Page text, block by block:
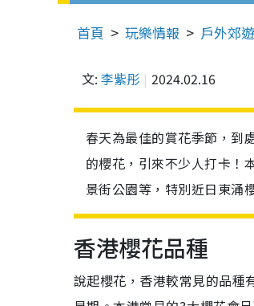
首頁 玩樂情報 戶外郊遊
文: 李紫彤 2024.02.16
春天為最佳的賞花季節，到
的櫻花，引來不少人打卡！
景街公園等，特別近日東涌
香港櫻花品種
說起櫻花，香港較常見的品種